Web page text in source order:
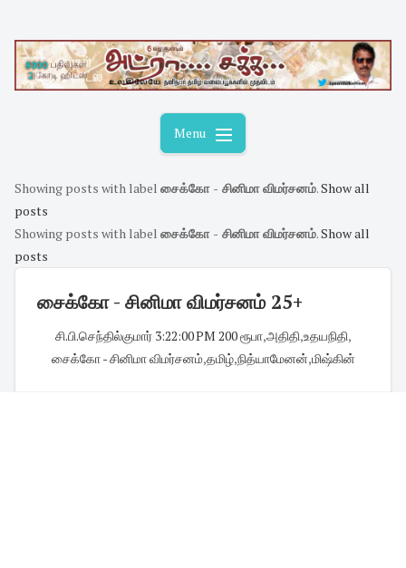
content
Menu
Showing posts with label சைக்கோ - சினிமா விமர்சனம்.Show all
posts
Showing posts with label சைக்கோ - சினிமா விமர்சனம்.Show all
posts
சைக்கோ - சினிமா விமர்சனம் 25+
சி.பி.செந்தில்குமார்· 3:22:00 PM 200 ரூபா,அதிதி,உதயநிதி,
சைக்கோ - சினிமா விமர்சனம்,தமிழ்,நித்யாமேனன்,மிஷ்கின்